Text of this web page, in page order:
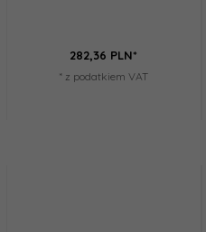
282,36 PLN*
* z podatkiem VAT